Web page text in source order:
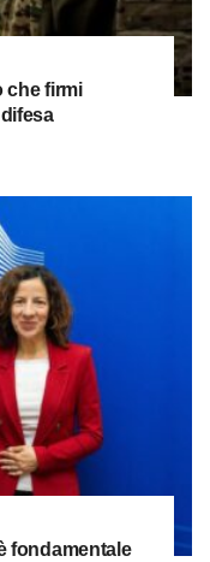
che firmi
fondamentale